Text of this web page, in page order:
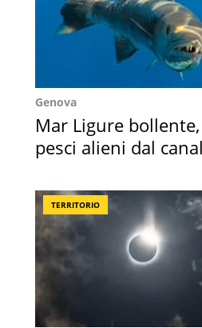
Genova
Mar Ligure
pesci alieni dal
TERRITORIO